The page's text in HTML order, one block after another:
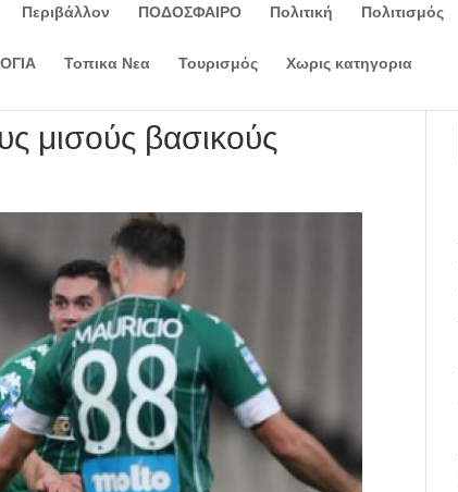
Περιβάλλον ΠΟΔΟΣΦΑΙΡΟ Πολιτική Πολιτισμός
Τοπικα Νεα Τουρισμός Χωρις κατηγορια
μισούς βασικούς